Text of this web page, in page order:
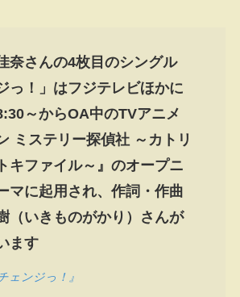
奈さんの4枚目のシングル
っ！」はフジテレビほかに
～からOA中のTVアニメ
ミステリー探偵社 ～カトリ
キファイル～』のオープニ
マに起用され、作詞・作曲
（いきものがかり）さんが
ます
ェンジっ！』